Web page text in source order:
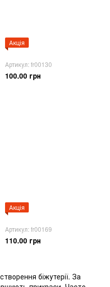
Акція
Артикул: fr00130
100.00 грн
Акція
Артикул: fr00169
110.00 грн
біжутерії. За